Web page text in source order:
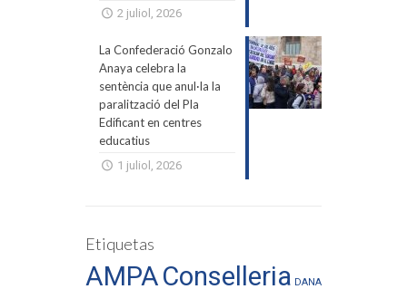
2 juliol, 2026
La Confederació Gonzalo
Anaya celebra la
sentència que anul·la la
paralització del Pla
Edificant en centres
educatius
1 juliol, 2026
Etiquetas
AMPAConselleria DANA